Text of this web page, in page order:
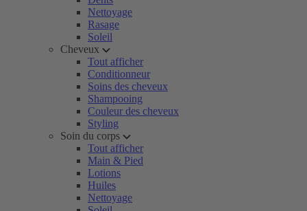
Nettoyage
Rasage
Soleil
Cheveux
Tout afficher
Conditionneur
Soins des cheveux
Shampooing
Couleur des cheveux
Styling
Soin du corps
Tout afficher
Main & Pied
Lotions
Huiles
Nettoyage